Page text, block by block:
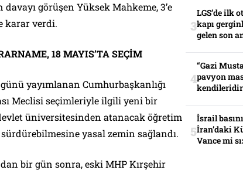
görüşen Yüksek Mahkeme, 3’e
karar verdi.
18 MAYIS’TA SEÇİM
günü yayımlanan Cumhurbaşkanlığı
Meclisi seçimleriyle ilgili yeni bir
üniversitesinden atanacak öğretim
yasal zemin sağlandı.
bir gün sonra, eski MHP Kırşehir
LGS’de ilk
kapı
gelen son
“Gazi
pavyon
İsrail
İran’daki
Vance mi